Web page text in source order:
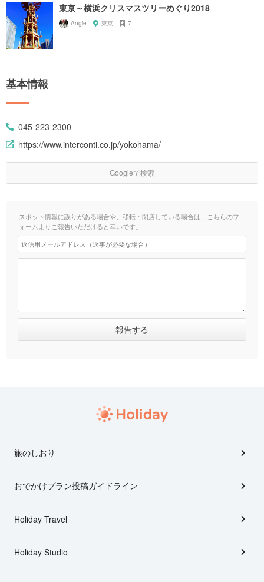
東京～横浜クリスマスツリーめぐり2018
Angie 東京 7
基本情報
045-223-2300
https://www.interconti.co.jp/yokohama/
Googleで検索
スポット情報に誤りがある場合や、移転・閉店している場合は、こちらのフ
ォームよりご報告いただけると幸いです。
旅のしおり
おでかけプラン投稿ガイドライン
Holiday Travel
Holiday Studio